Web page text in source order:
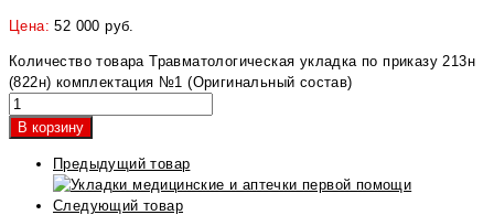
Цена:52 000 руб.
Количество товара Травматологическая укладка по приказу 213н
(822н) комплектация №1 (Оригинальный состав)
В корзину
Предыдущий товар
Следующий товар